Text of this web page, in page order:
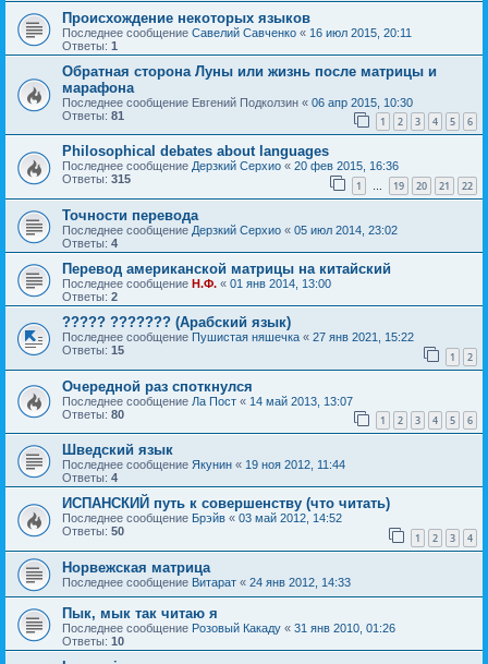
Происхождение некоторых языков
Последнее сообщение Савелий Савченко « 16 июл 2015, 20:11
Ответы: 1
Обратная сторона Луны или жизнь после матрицы и
марафона
Последнее сообщение Евгений Подколзин « 06 апр 2015, 10:30
Ответы: 81 1 2 3 4 5 6
Philosophical debates about languages
Последнее сообщение Дерзкий Серхио « 20 фев 2015, 16:36
Ответы: 315 1 … 19 20 21 22
Точности перевода
Последнее сообщение Дерзкий Серхио « 05 июл 2014, 23:02
Ответы: 4
Перевод американской матрицы на китайский
Последнее сообщение Н.Ф. « 01 янв 2014, 13:00
Ответы: 2
????? ??????? (Арабский язык)
Последнее сообщение Пушистая няшечка « 27 янв 2021, 15:22
Ответы: 15 1 2
Очередной раз споткнулся
Последнее сообщение Ла Пост « 14 май 2013, 13:07
Ответы: 80 1 2 3 4 5 6
Шведский язык
Последнее сообщение Якунин « 19 ноя 2012, 11:44
Ответы: 4
ИСПАНСКИЙ путь к совершенству (что читать)
Последнее сообщение Брэйв « 03 май 2012, 14:52
Ответы: 50 1 2 3 4
Норвежская матрица
Последнее сообщение Витарат « 24 янв 2012, 14:33
Пык, мык так читаю я
Последнее сообщение Розовый Какаду « 31 янв 2010, 01:26
Ответы: 10